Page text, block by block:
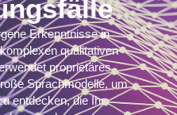
Erkenntnisse in
qualitativen
proprietäres
Sprachmodelle, um
entdecken, die Ihr